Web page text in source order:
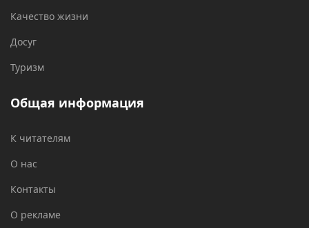
Качество жизни
Досуг
Туризм
Общая информация
К читателям
О нас
Контакты
О рекламе